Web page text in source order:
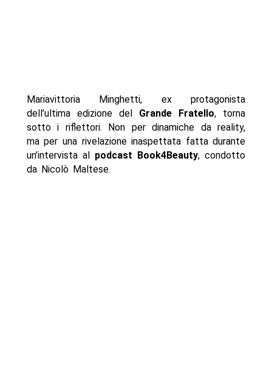
Mariavittoria Minghetti, ex protagonista
dell’ultima edizione del Grande Fratello, torna
sotto i riflettori. Non per dinamiche da reality,
ma per una rivelazione inaspettata fatta durante
un’intervista al podcast Book4Beauty, condotto
da Nicolò Maltese.